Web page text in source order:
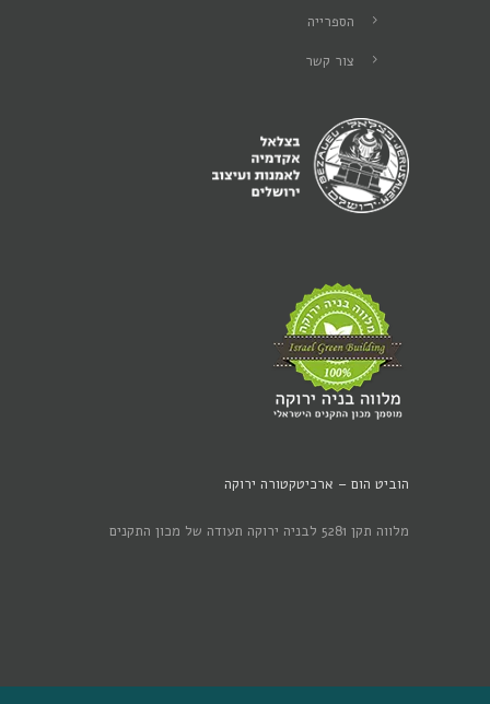
הספרייה
צור קשר
הוביט הום – ארכיטקטורה ירוקה
מלווה תקן 5281 לבניה ירוקה תעודה של מכון התקנים